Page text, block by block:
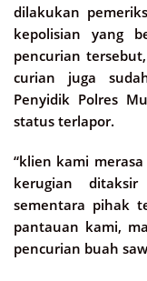
dilakukan
kepolisian yang
pencurian
curian juga
Penyidik Polres
status terlapor.
“klien kami
kerugian
sementara pihak
pantauan kami,
pencurian buah